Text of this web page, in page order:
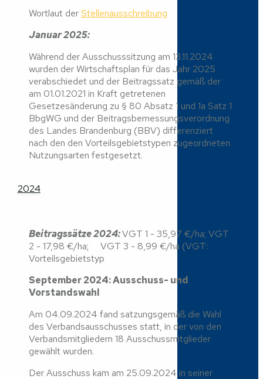
Wortlaut derStellenausschreibung
Januar 2025:
Während der Ausschusssitzung am 13.11.2024
wurden der Wirtschaftsplan für das Jahr 2025
verabschiedet und der Beitragssatz gemäß der
am 01.01.2021 in Kraft getretenen
Gesetzesänderung zu § 80 Absatz 1 und 1a Satz 1
BbgWG und der Beitragsbemessungsverordnung
des Landes Brandenburg (BBV) differenziert
nach den den Vorteilsgebietstypen zugeordneten
Nutzungsarten festgesetzt.
2024
Beitragssätze 2024:VGT 1 - 35,97 €/ha; VGT
2 - 17,98 €/ha; VGT 3 - 8,99 €/ha (VGT:
Vorteilsgebietstyp
September 2024: Ausschuss- und
Vorstandswahl
Am 04.09.2024 fand satzungsgemäß die Wahl
des Verbandsausschusses statt, in der von den
Verbandsmitgliedern 18 Ausschussmitglieder
gewählt wurden.
Der Ausschuss kam am 25.09.2024 in seiner